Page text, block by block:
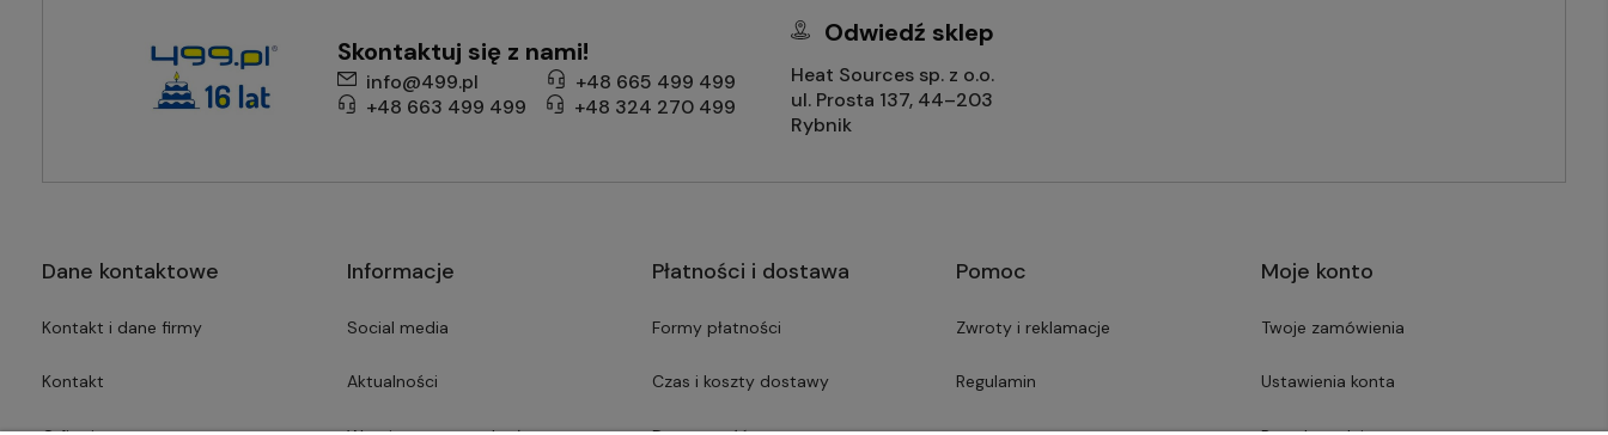
Skontaktuj się z nami!
info@499.pl
+48 665 499 499
+48 663 499 499
+48 324 270 499
Odwiedź sklep
Heat Sources sp. z o.o.
ul. Prosta 137, 44–203
Rybnik
Dane kontaktowe
Kontakt i dane firmy
Kontakt
Informacje
Social media
Aktualności
Płatności i dostawa
Formy płatności
Czas i koszty dostawy
Pomoc
Zwroty i reklamacje
Regulamin
Moje konto
Twoje zamówienia
Ustawienia konta